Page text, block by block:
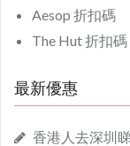
Aesop 折扣碼
The Hut 折扣碼
最新優惠
香港人去深圳